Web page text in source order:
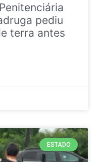
pediu
terra antes
ESTADO